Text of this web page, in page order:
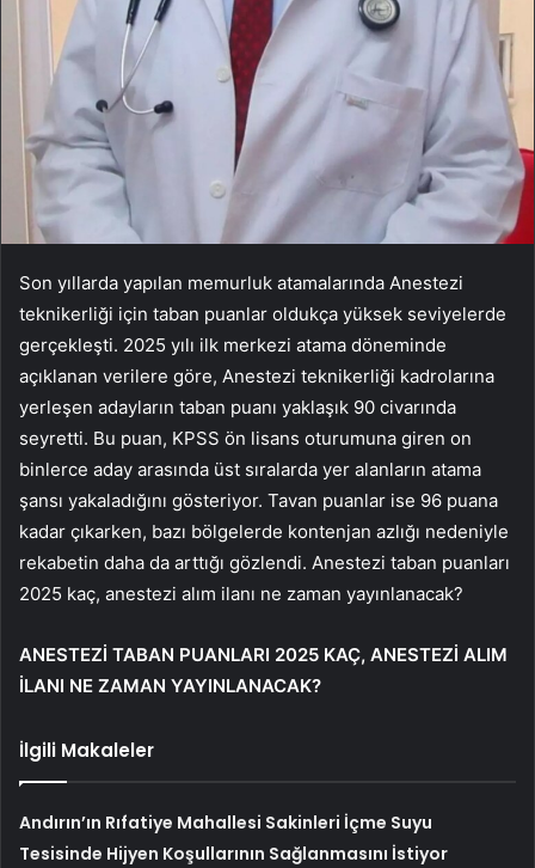
Son yıllarda yapılan memurluk atamalarında Anestezi
teknikerliği için taban puanlar oldukça yüksek seviyelerde
gerçekleşti. 2025 yılı ilk merkezi atama döneminde
açıklanan verilere göre, Anestezi teknikerliği kadrolarına
yerleşen adayların taban puanı yaklaşık 90 civarında
seyretti. Bu puan, KPSS ön lisans oturumuna giren on
binlerce aday arasında üst sıralarda yer alanların atama
şansı yakaladığını gösteriyor. Tavan puanlar ise 96 puana
kadar çıkarken, bazı bölgelerde kontenjan azlığı nedeniyle
rekabetin daha da arttığı gözlendi. Anestezi taban puanları
2025 kaç, anestezi alım ilanı ne zaman yayınlanacak?
ANESTEZİ TABAN PUANLARI 2025 KAÇ, ANESTEZİ ALIM
İLANI NE ZAMAN YAYINLANACAK?
İlgili Makaleler
Andırın’ın Rıfatiye Mahallesi Sakinleri İçme Suyu
Tesisinde Hijyen Koşullarının Sağlanmasını İstiyor